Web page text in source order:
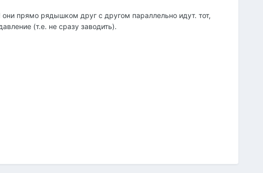
прямо рядышком друг с другом параллельно идут. тот,
(т.е. не сразу заводить).